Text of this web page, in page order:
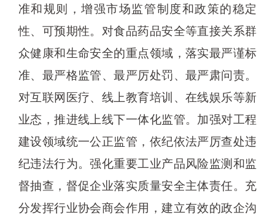
准和规则，增强市场监管制度和政策的稳定
性、可预期性。对食品药品安全等直接关系群
众健康和生命安全的重点领域，落实最严谨标
准、最严格监管、最严厉处罚、最严肃问责。
对互联网医疗、线上教育培训、在线娱乐等新
业态，推进线上线下一体化监管。加强对工程
建设领域统一公正监管，依纪依法严厉查处违
纪违法行为。强化重要工业产品风险监测和监
督抽查，督促企业落实质量安全主体责任。充
分发挥行业协会商会作用，建立有效的政企沟